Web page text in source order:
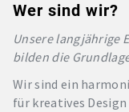
Wer sind wir?
Unsere langjährige
bilden die
Wir sind ein
für kreatives